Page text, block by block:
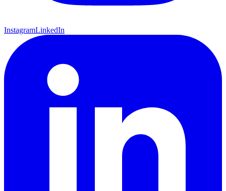
InstagramLinkedIn